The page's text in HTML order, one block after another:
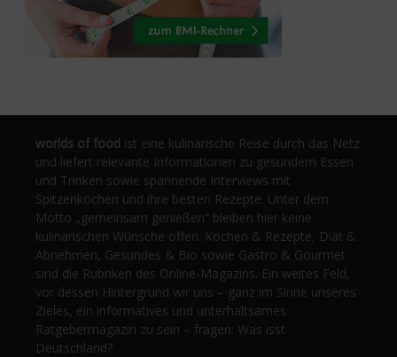
worlds of food ist eine kulinarische Reise durch das Netz
und liefert relevante Informationen zu gesundem Essen
und Trinken sowie spannende Interviews mit
Spitzenköchen und ihre besten Rezepte. Unter dem
Motto „gemeinsam genießen“ bleiben hier keine
kulinarischen Wünsche offen. Kochen & Rezepte, Diät &
Abnehmen, Gesundes & Bio sowie Gastro & Gourmet
sind die Rubriken des Online-Magazins. Ein weites Feld,
vor dessen Hintergrund wir uns – ganz im Sinne unseres
Zieles, ein informatives und unterhaltsames
Ratgebermagazin zu sein – fragen: Was isst
Deutschland?